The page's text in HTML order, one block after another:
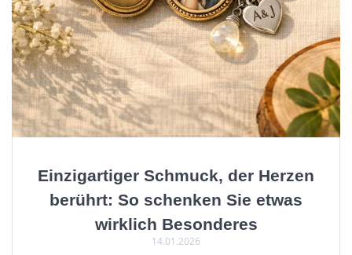
Einzigartiger Schmuck, der Herzen
berührt: So schenken Sie etwas
wirklich Besonderes
14.01.2026